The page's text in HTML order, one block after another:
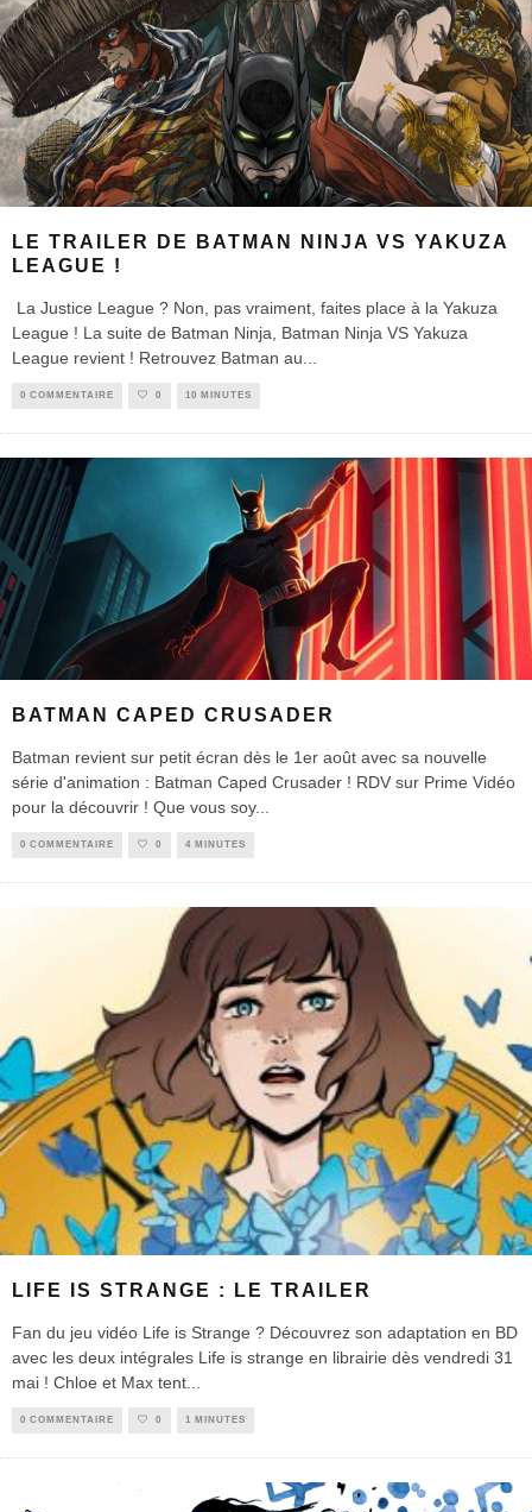
LE TRAILER DE BATMAN NINJA VS YAKUZA
LEAGUE !
La Justice League ? Non, pas vraiment, faites place à la Yakuza
League ! La suite de Batman Ninja, Batman Ninja VS Yakuza
League revient ! Retrouvez Batman au
0 COMMENTAIRE 0 10 MINUTES
BATMAN CAPED CRUSADER
Batman revient sur petit écran dès le 1er août avec sa nouvelle
série d'animation : Batman Caped Crusader ! RDV sur Prime Vidéo
pour la découvrir ! Que vous soy...
0 COMMENTAIRE 0 4 MINUTES
LIFE IS STRANGE : LE TRAILER
Fan du jeu vidéo Life is Strange ? Découvrez son adaptation en BD
avec les deux intégrales Life is strange en librairie dès vendredi 31
mai ! Chloe et Max tent
0 COMMENTAIRE 0 1 MINUTES